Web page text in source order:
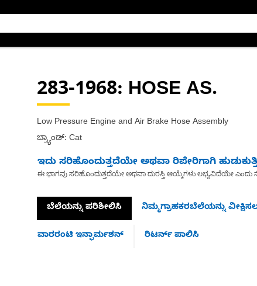
283-1968: HOSE AS.
Low Pressure Engine and Air Brake Hose Assembly
ಬ್ರ್ಯಾಂಡ್: Cat
ಇದು ಸರಿಹೊಂದುತ್ತದೆಯೇ ಅಥವಾ ರಿಪೇರಿಗಾಗಿ
ಈ ಭಾಗವು ಸರಿಹೊಂದುತ್ತದೆಯೇ ಅಥವಾ ದುರಸ್ತಿ ಆಯ್ಕೆಗಳು ಲಭ್ಯವಿದೆಯೇ ಎಂದು
ಬೆಲೆಯನ್ನು ಪರಿಶೀಲಿಸಿ ನಿಮ್ಮಗ್ರಾಹಕರಬೆಲೆಯನ್ನು
ವಾರರಂಟಿ ಇನ್ಫಾರ್ಮಶನ್ ರಿಟರ್ನ್ ಪಾಲಿಸಿ